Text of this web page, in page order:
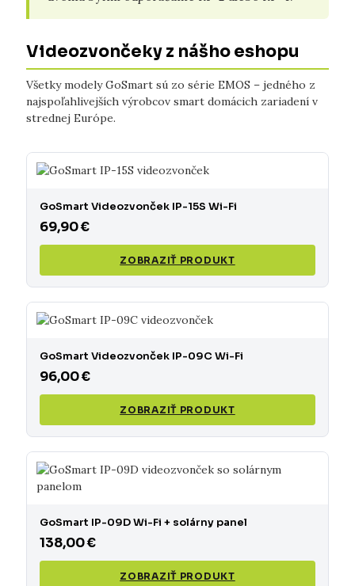
Videozvončeky z nášho eshopu
Všetky modely GoSmart sú zo série EMOS – jedného z
najspoľahlivejších výrobcov smart domácich zariadení v
strednej Európe.
GoSmart Videozvonček IP-15S Wi-Fi
69,90 €
ZOBRAZIŤ PRODUKT
GoSmart Videozvonček IP-09C Wi-Fi
96,00 €
ZOBRAZIŤ PRODUKT
GoSmart IP-09D Wi-Fi + solárny panel
138,00 €
ZOBRAZIŤ PRODUKT